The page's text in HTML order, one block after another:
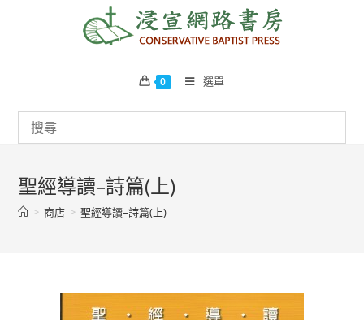
0 選單
聖經導讀–詩篇(上)
> 商店 > 聖經導讀–詩篇(上)